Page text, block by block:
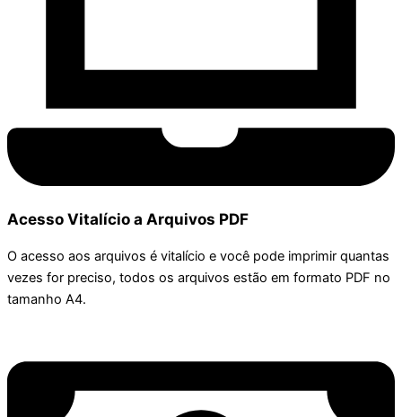
Acesso Vitalício a Arquivos PDF
O acesso aos arquivos é vitalício e você pode imprimir quantas
vezes for preciso, todos os arquivos estão em formato PDF no
tamanho A4.